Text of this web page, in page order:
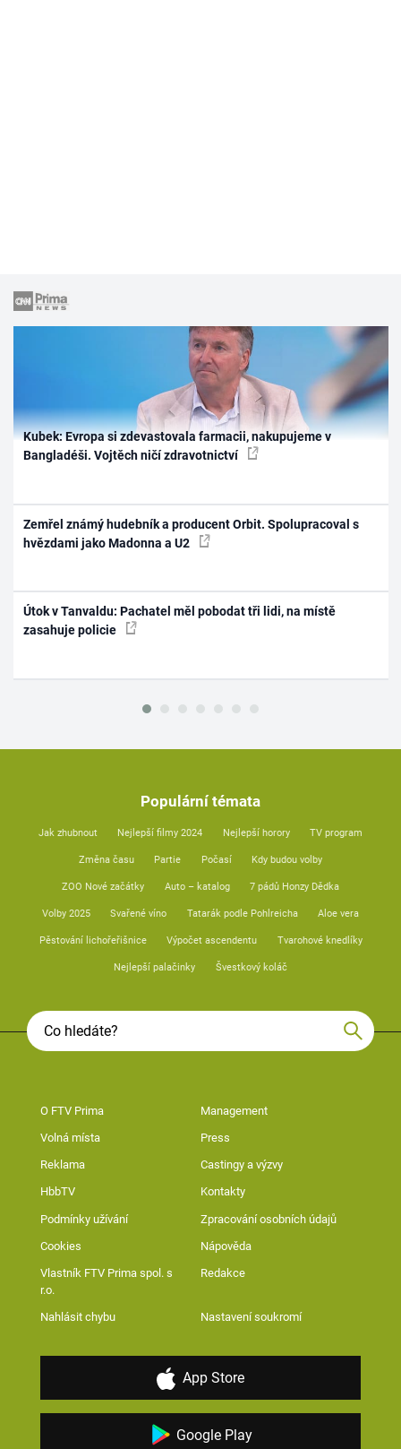
Kubek: Evropa si zdevastovala farmacii, nakupujeme v
Bangladéši. Vojtěch ničí zdravotnictví
Zemřel známý hudebník a producent Orbit. Spolupracoval s
hvězdami jako Madonna a U2
Útok v Tanvaldu: Pachatel měl pobodat tři lidi, na místě
zasahuje policie
Populární témata
Jak zhubnout Nejlepší filmy 2024 Nejlepší horory TV program
Změna času Partie Počasí Kdy budou volby
ZOO Nové začátky Auto – katalog 7 pádů Honzy Dědka
Volby 2025 Svařené víno Tatarák podle Pohlreicha Aloe vera
Pěstování lichořeřišnice Výpočet ascendentu Tvarohové knedlíky
Nejlepší palačinky Švestkový koláč
O FTV Prima Management
Volná místa Press
Reklama Castingy a výzvy
HbbTV Kontakty
Podmínky užívání Zpracování osobních údajů
Cookies Nápověda
Vlastník FTV Prima spol. s
r.o.
Redakce
Nahlásit chybu Nastavení soukromí
App Store
Google Play